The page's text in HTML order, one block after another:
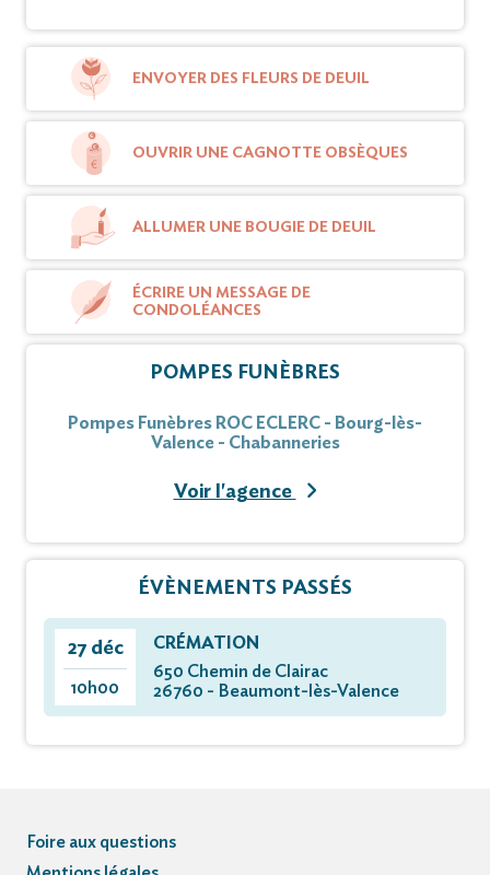
ENVOYER DES FLEURS DE DEUIL
OUVRIR UNE CAGNOTTE OBSÈQUES
ALLUMER UNE BOUGIE DE DEUIL
ÉCRIRE UN MESSAGE DE
CONDOLÉANCES
POMPES FUNÈBRES
Pompes Funèbres ROC ECLERC - Bourg-lès-
Valence - Chabanneries
Voir l'agence
ÉVÈNEMENTS PASSÉS
27 déc
10h00
CRÉMATION
650 Chemin de Clairac
26760 - Beaumont-lès-Valence
Foire aux questions